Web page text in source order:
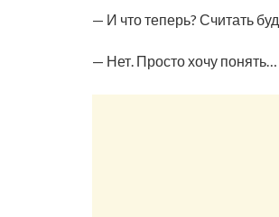
— И что теперь? Считать
— Нет. Просто хочу